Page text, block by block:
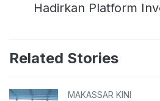
Hadirkan Platform
Related Stories
MAKASSAR KINI